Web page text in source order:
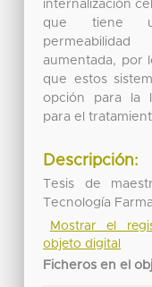
internalización
que tiene
aumentada, por
que estos
opción para la
para el
Descripción:
Tesis de
Tecnología
Mostrar el
objeto digital
Ficheros en el